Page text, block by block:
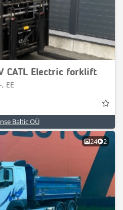
CATL Electric forklift
EE
Baltic OÜ
24 2